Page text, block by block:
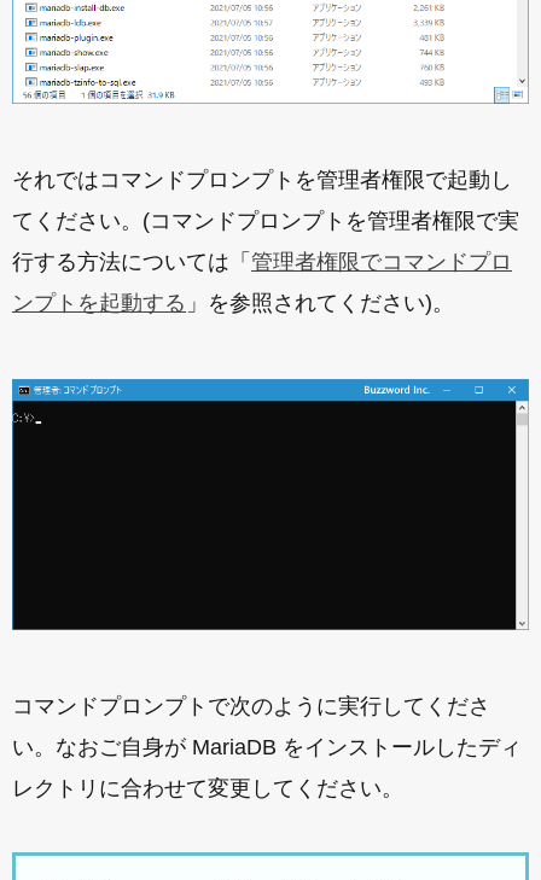
それではコマンドプロンプトを管理者権限で起動し
てください。(コマンドプロンプトを管理者権限で実
行する方法については「 管理者権限でコマンドプロ
ンプトを起動する 」を参照されてください)。
コマンドプロンプトで次のように実行してくださ
い。なおご自身が MariaDB をインストールしたディ
レクトリに合わせて変更してください。